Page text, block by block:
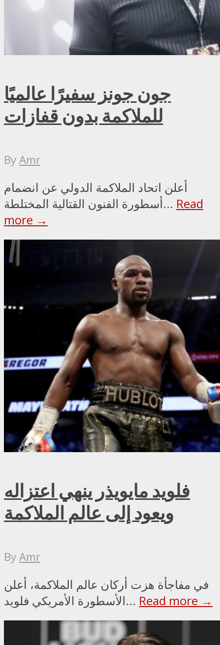
جون جونز سفيرًا عالميًا
للملاكمة بدون قفازات
ByAmr
أعلن اتحاد الملاكمة الدولي عن انضمام
أسطورة الفنون القتالية المختلطة... Read
more →
فلويد مايويذر ينهي اعتزاله
ويعود إلى عالم الملاكمة
ByAmr
في مفاجأة هزت أركان عالم الملاكمة، أعلن
الأسطورة الأمريكي فلويد... Read more →